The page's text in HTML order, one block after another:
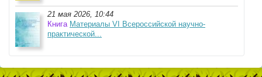
21 мая 2026, 10:44
Книга Материалы VI Всероссийской научно-
практической...